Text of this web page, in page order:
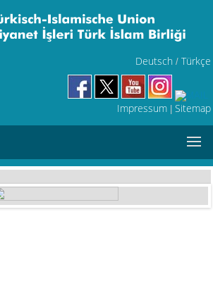
Deutsch / Türkçe
Impressum| Sitemap